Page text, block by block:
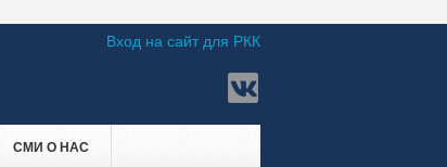
Вход на сайт для РКК
СМИ О НАС